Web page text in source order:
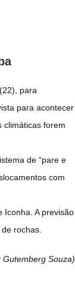
para
para acontecer
climáticas forem
de “pare e
com
Iconha. A previsão
rochas.
Gutemberg Souza)